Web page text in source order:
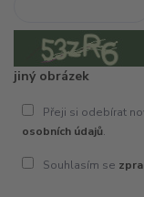
jiný obrázek
Přeji si odebírat
osobních údajů.
Souhlasím se